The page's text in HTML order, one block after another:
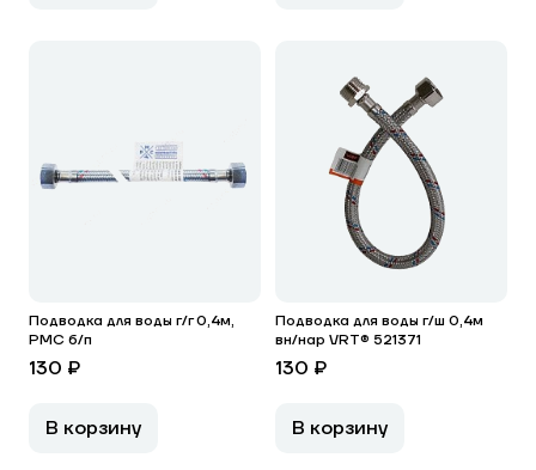
Подводка для воды г/г 0,4м,
РМС б/п
130 ₽
В корзину
Подводка для воды г/ш 0,4м
вн/нар VRT® 521371
130 ₽
В корзину